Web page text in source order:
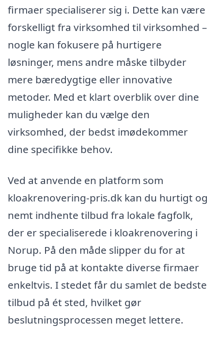
firmaer specialiserer sig i. Dette kan være
forskelligt fra virksomhed til virksomhed –
nogle kan fokusere på hurtigere
løsninger, mens andre måske tilbyder
mere bæredygtige eller innovative
metoder. Med et klart overblik over dine
muligheder kan du vælge den
virksomhed, der bedst imødekommer
dine specifikke behov.
Ved at anvende en platform som
kloakrenovering-pris.dk kan du hurtigt og
nemt indhente tilbud fra lokale fagfolk,
der er specialiserede i kloakrenovering i
Norup. På den måde slipper du for at
bruge tid på at kontakte diverse firmaer
enkeltvis. I stedet får du samlet de bedste
tilbud på ét sted, hvilket gør
beslutningsprocessen meget lettere.